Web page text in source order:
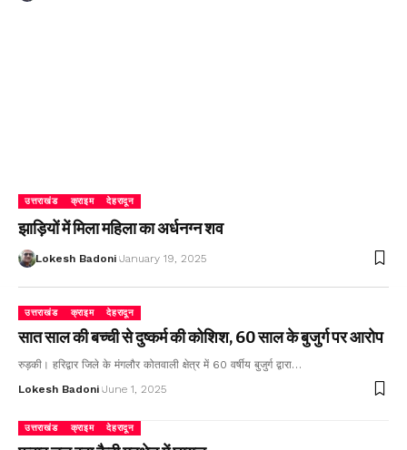
उत्तराखंड क्राइम देहरादून
झाड़ियों में मिला महिला का अर्धनग्न शव
Lokesh Badoni January 19, 2025
उत्तराखंड क्राइम देहरादून
सात साल की बच्ची से दुष्कर्म की कोशिश, 60 साल के बुजुर्ग पर आरोप
रुड़की। हरिद्वार जिले के मंगलौर कोतवाली क्षेत्र में 60 वर्षीय बुजुर्ग द्वारा…
Lokesh Badoni June 1, 2025
उत्तराखंड क्राइम देहरादून